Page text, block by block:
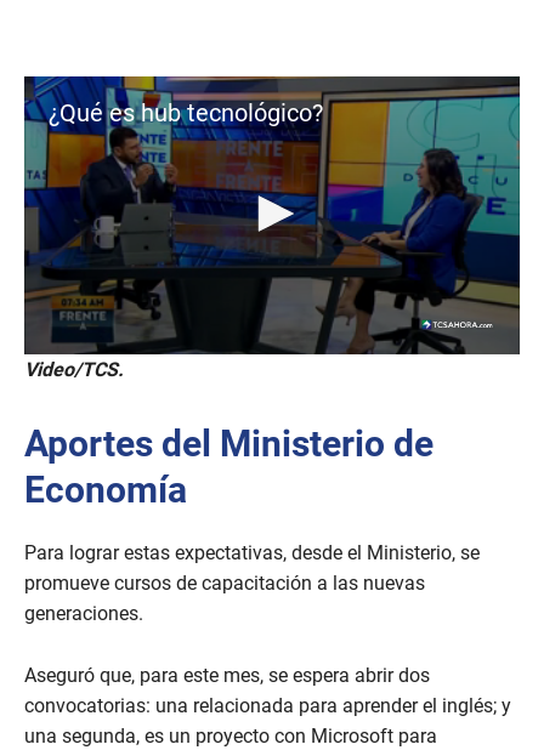
¿Qué es hub tecnológico?
0
s
o
n
d
s
1
m
i
n
e
5
8
Video/TCS.
Aportes del Ministerio de
Economía
Para lograr estas expectativas, desde el Ministerio, se
promueve cursos de capacitación a las nuevas
generaciones.
Aseguró que, para este mes, se espera abrir dos
convocatorias: una relacionada para aprender el inglés; y
una segunda, es un proyecto con Microsoft para